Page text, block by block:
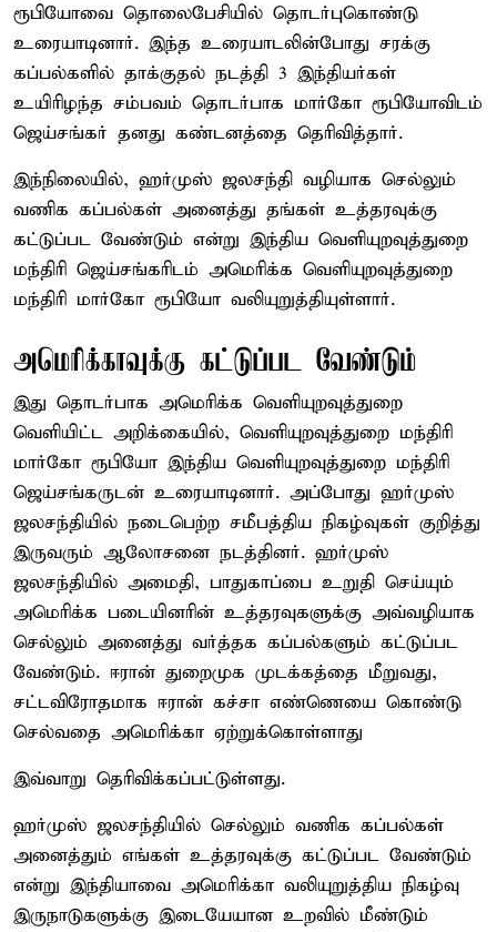
ரூபியோவை தொலைபேசியில் தொடர்புகொண்டு
உரையாடினார். இந்த உரையாடலின்போது சரக்கு
கப்பல்களில் தாக்குதல் நடத்தி 3 இந்தியர்கள்
உயிரிழந்த சம்பவம் தொடர்பாக மார்கோ ரூபியோவிடம்
ஜெய்சங்கர் தனது கண்டனத்தை தெரிவித்தார்.
இந்நிலையில், ஹர்முஸ் ஜலசந்தி வழியாக செல்லும்
வணிக கப்பல்கள் அனைத்து தங்கள் உத்தரவுக்கு
கட்டுப்பட வேண்டும் என்று இந்திய வெளியுறவுத்துறை
மந்திரி ஜெய்சங்கரிடம் அமெரிக்க வெளியுறவுத்துறை
மந்திரி மார்கோ ரூபியோ வலியுறுத்தியுள்ளார்.
அமெரிக்காவுக்கு கட்டுப்பட வேண்டும்
இது தொடர்பாக அமெரிக்க வெளியுறவுத்துறை
வெளியிட்ட அறிக்கையில், வெளியுறவுத்துறை மந்திரி
மார்கோ ரூபியோ இந்திய வெளியுறவுத்துறை மந்திரி
ஜெய்சங்கருடன் உரையாடினார். அப்போது ஹர்முஸ்
ஜலசந்தியில் நடைபெற்ற சமீபத்திய நிகழ்வுகள் குறித்து
இருவரும் ஆலோசனை நடத்தினர். ஹர்முஸ்
ஜலசந்தியில் அமைதி, பாதுகாப்பை உறுதி செய்யும்
அமெரிக்க படையினரின் உத்தரவுகளுக்கு அவ்வழியாக
செல்லும் அனைத்து வர்த்தக கப்பல்களும் கட்டுப்பட
வேண்டும். ஈரான் துறைமுக முடக்கத்தை மீறுவது,
சட்டவிரோதமாக ஈரான் கச்சா எண்ணெயை கொண்டு
செல்வதை அமெரிக்கா ஏற்றுக்கொள்ளாது
இவ்வாறு தெரிவிக்கப்பட்டுள்ளது.
ஹர்முஸ் ஜலசந்தியில் செல்லும் வணிக கப்பல்கள்
அனைத்தும் எங்கள் உத்தரவுக்கு கட்டுப்பட வேண்டும்
என்று இந்தியாவை அமெரிக்கா வலியுறுத்திய நிகழ்வு
இருநாடுகளுக்கு இடையேயான உறவில் மீண்டும்